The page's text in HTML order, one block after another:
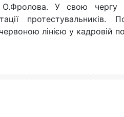
О.Фролова. У свою чергу
лінією у кадровій